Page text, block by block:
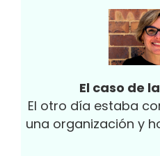
El caso de
El otro día estaba
una organización y